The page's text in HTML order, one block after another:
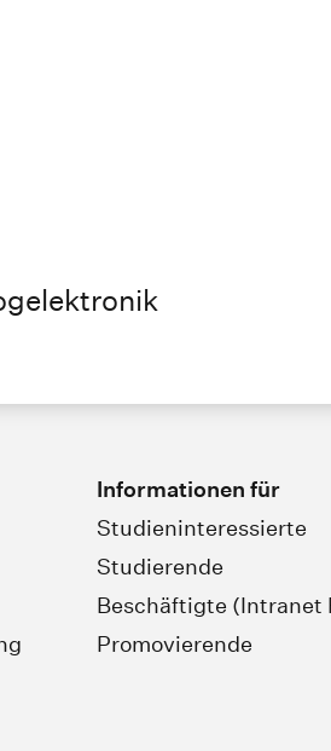
Informationen für
Studieninteressierte
Studierende
Beschäftigte (Intranet
Promovierende